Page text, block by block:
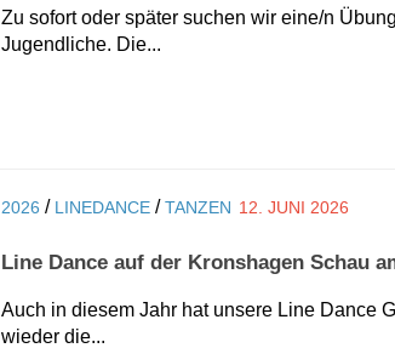
Zu sofort oder später suchen wir eine/n
Jugendliche. Die...
2026 / LINEDANCE /TANZEN 12. JUNI 2026
Line Dance auf der Kronshagen Schau
Auch in diesem Jahr hat unsere Line Dance
wieder die...